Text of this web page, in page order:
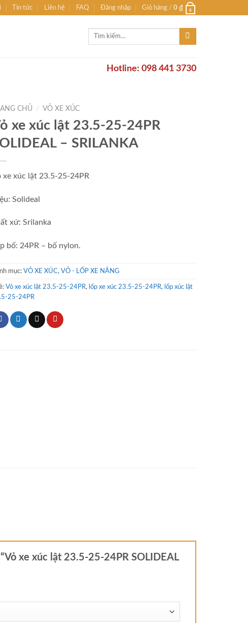
Tin tức Liên hệ FAQ Đăng nhập Giỏ hàng / 0 ₫ 0
Tìm
Hotline: 098 441 3730
CHỦ / VỎ XE XÚC
xe xúc lật 23.5-25-24PR
– SRILANKA
xe xúc lật 23.5-25-24PR
Solideal
xứ: Srilanka
bố: 24PR – bố nylon.
mục: VỎ XE XÚC, VỎ - LỐP XE NÂNG
Vỏ xe xúc lật 23.5-25-24PR, lốp xe xúc 23.5-25-24PR, lốp xúc lật
25-24PR
xe xúc lật 23.5-25-24PR SOLIDEAL